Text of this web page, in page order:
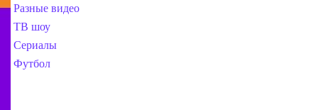
Разные видео
ТВ шоу
Сериалы
Футбол